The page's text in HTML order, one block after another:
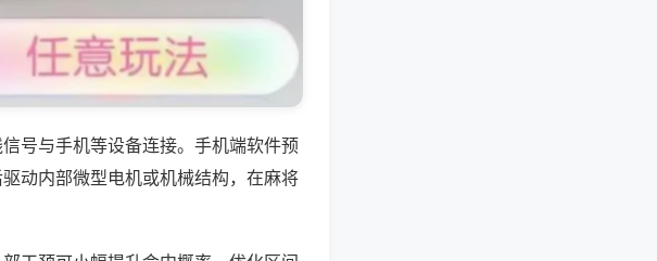
号与手机等设备连接。手机端软件预
动内部微型电机或机械结构，在麻将